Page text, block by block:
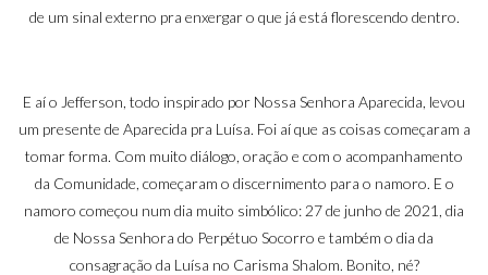
de um sinal externo pra enxergar o que já está florescendo dentro.
E aí o Jefferson, todo inspirado por Nossa Senhora Aparecida, levou
um presente de Aparecida pra Luísa. Foi aí que as coisas começaram a
tomar forma. Com muito diálogo, oração e com o acompanhamento
da Comunidade, começaram o discernimento para o namoro. E o
namoro começou num dia muito simbólico: 27 de junho de 2021, dia
de Nossa Senhora do Perpétuo Socorro e também o dia da
consagração da Luísa no Carisma Shalom. Bonito, né?